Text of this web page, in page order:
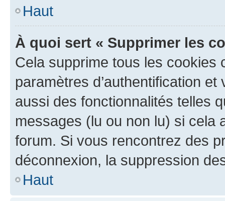
Haut
À quoi sert « Supprimer les
Cela supprime tous les cookies
paramètres d’authentification
aussi des fonctionnalités telles
messages (lu ou non lu) si cela
forum. Si vous rencontrez des
déconnexion, la suppression
Haut